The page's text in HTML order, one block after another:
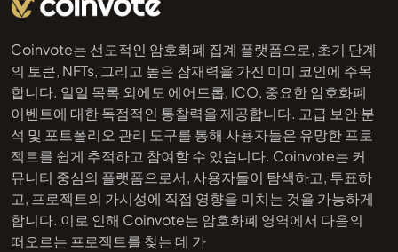
Coinvote는 선도적인 암호화폐 집계 플랫폼으로, 초기 단계
의 토큰, NFTs, 그리고 높은 잠재력을 가진 미미 코인에 주목
합니다. 일일 목록 외에도 에어드롭, ICO, 중요한 암호화폐
이벤트에 대한 독점적인 통찰력을 제공합니다. 고급 보안 분
석 및 포트폴리오 관리 도구를 통해 사용자들은 유망한 프로
젝트를 쉽게 추적하고 참여할 수 있습니다. Coinvote는 커
뮤니티 중심의 플랫폼으로서, 사용자들이 탐색하고, 투표하
고, 프로젝트의 가시성에 직접 영향을 미치는 것을 가능하게
합니다. 이로 인해 Coinvote는 암호화폐 영역에서 다음의
떠오르는 프로젝트를 찾는 데 가